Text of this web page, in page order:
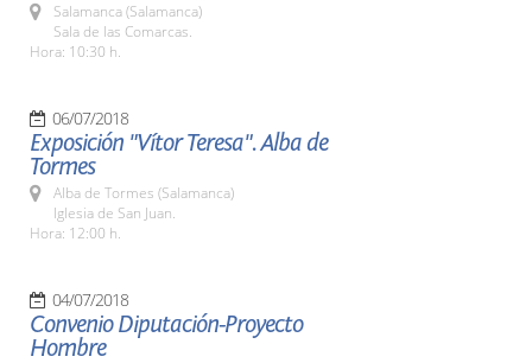
Salamanca (Salamanca)
Sala de las Comarcas.
Hora: 10:30 h.
06/07/2018
Exposición "Vítor Teresa". Alba de
Tormes
Alba de Tormes (Salamanca)
Iglesia de San Juan.
Hora: 12:00 h.
04/07/2018
Convenio Diputación-Proyecto
Hombre